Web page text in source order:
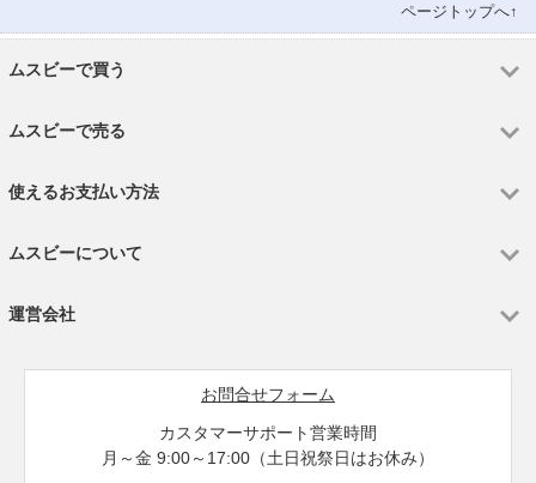
ページトップへ↑
ムスビーで買う
ムスビーで売る
使えるお支払い方法
ムスビーについて
運営会社
お問合せフォーム
カスタマーサポート営業時間
月～金 9:00～17:00（土日祝祭日はお休み）